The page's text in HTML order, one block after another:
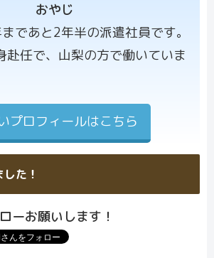
プロフィー
ル画像
おやじ
であと2年半の派遣社員です。
赴任で、山梨の方で働いていま
プロフィールはこちら
た！
ーお願いします！